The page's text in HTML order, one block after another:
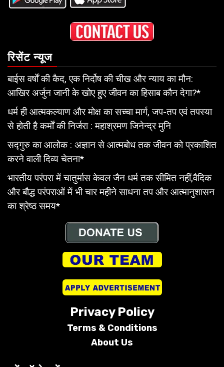
रिसेंट न्यूज
बाईस वर्षों की कैद, एक निर्दोष की चीख और न्याय का मौन:
आखिर अर्जुन जानी के खोए हुए जीवन का हिसाब कौन देगा?*
धर्म ही आत्मकल्याण और मोक्ष का सच्चा मार्ग, जप-तप एवं तपस्या
से होती है कर्मों की निर्जरा : महाश्रमण जिनेन्द्र मुनि
सद्गुरु का आलोक : अज्ञान से आत्मबोध तक जीवन को प्रकाशित
करने वाली दिव्य चेतना*
भारतीय परंपरा में चातुर्मास केवल जैन धर्म तक सीमित नहीं,वैदिक
और बौद्ध परंपराओं में भी चार महीने साधना तप और आत्मानुशासन
का श्रेष्ठ समय*
Privacy Policy
Terms & Conditions
About Us